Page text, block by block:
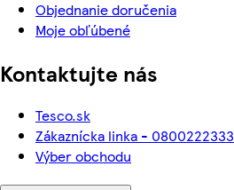
Objednanie doručenia
Moje obľúbené
Kontaktujte nás
Tesco.sk
Zákaznícka linka - 0800222333
Výber obchodu